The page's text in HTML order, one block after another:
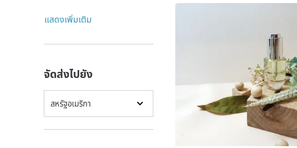
แสดงเพิ่มเติม
จัดส่งไปยัง
สหรัฐอเมริกา